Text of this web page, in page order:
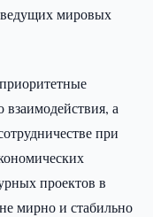
ведущих мировых
взаимодействия, а
при
проектов в
мирно и стабильно